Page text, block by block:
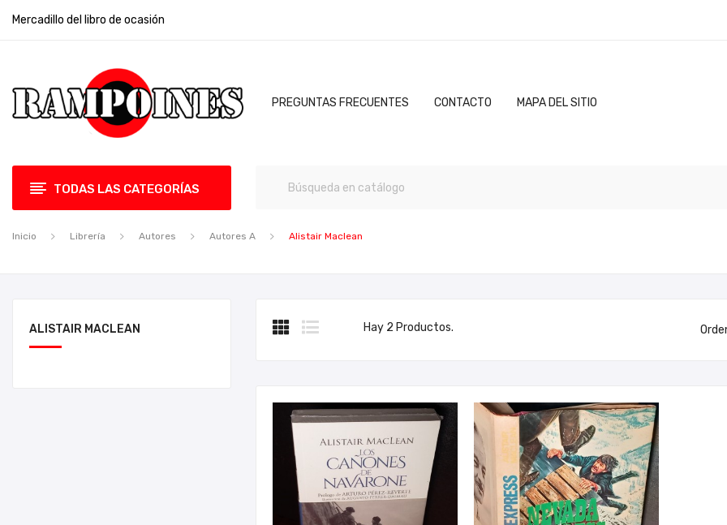
Mercadillo del libro de ocasión
PREGUNTAS FRECUENTES CONTACTO MAPA DEL SITIO
TODAS LAS CATEGORÍAS
Inicio Librería Autores Autores A Alistair Maclean
ALISTAIR MACLEAN Hay 2 Productos.